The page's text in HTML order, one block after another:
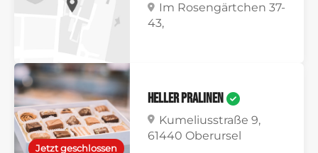
Im Rosengärtchen 37-
43,
Jetzt geschlossen
Heller Pralinen
Kumeliusstraße 9,
61440 Oberursel